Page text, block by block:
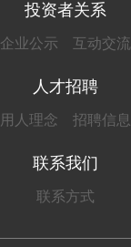
投资者关系
企业公示 互动交流
人才招聘
用人理念 招聘信息
联系我们
联系方式